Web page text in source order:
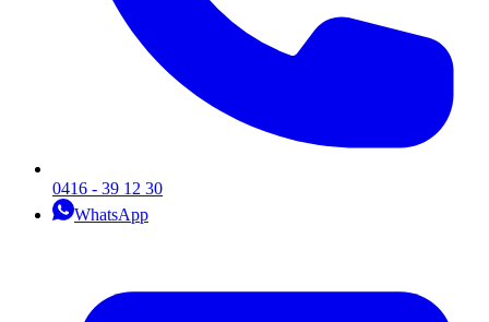
0416 - 39 12 30
WhatsApp